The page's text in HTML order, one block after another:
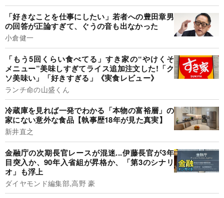
「好きなことを仕事にしたい」若者への豊田章男
の回答が正論すぎて、ぐうの音も出なかった
小倉健一
「もう5回くらい食べてる」すき家の“やけくそ
メニュー”美味しすぎてライス追加注文した!「ク
ソ美味い」「好きすぎる」《実食レビュー》
ランチ命の山盛くん
冷蔵庫を見れば一発でわかる「本物の富裕層」の
家にない意外な食品【執事歴18年が見た真実】
新井直之
金融庁の次期長官レースが混迷...伊藤長官が3年
目突入か、90年入省組が昇格か、「第3のシナリ
オ」も浮上
ダイヤモンド編集部,高野 豪